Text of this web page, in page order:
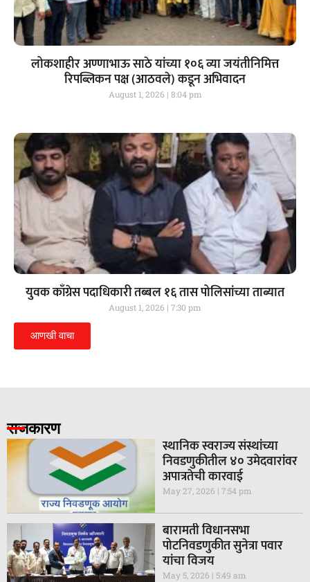
लोकशाहीर अण्णाभाऊ साठे यांच्या १०६ व्या जयंतीनिमित्त
रिपब्लिकन पक्ष (आठवले) कडून अभिवादन
August 1, 2026 8:04 pm
युवक काँग्रेस पदाधिकारी तब्बल १६ तास पोलिसांच्या ताब्यात
August 1, 2026 7:30 pm
आणखी वाचा
राजकारण
स्थानिक स्वराज्य संस्थांच्या
निवडणुकीतील ४० उमेदवारांवर
अपात्रतेची कारवाई
May 27, 2026 7:54 pm
बारामती विधानसभा
पोटनिवडणुकीत सुनेत्रा पवार
यांचा विजय
May 5, 2026 5:49 am